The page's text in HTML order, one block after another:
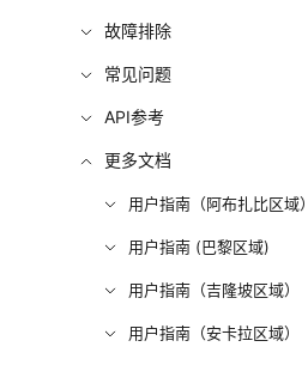
故障排除
常见问题
API参考
更多文档
用户指南（阿布扎比区域）
用户指南 (巴黎区域)
用户指南（吉隆坡区域）
用户指南（安卡拉区域）